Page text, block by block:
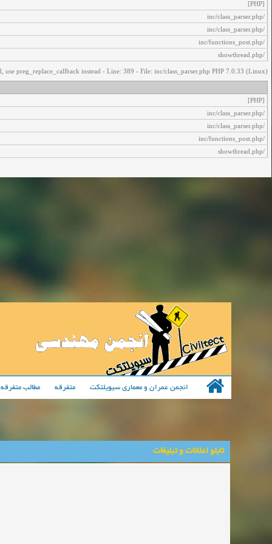
[PHP]
/inc/class_parser.php
/inc/class_parser.php
/inc/functions_post.php
/showthread.php
preg_replace_callback instead - Line: 389 - File: inc/class_parser.php PHP 7.0.33 (Linux)
[PHP]
/inc/class_parser.php
/inc/class_parser.php
/inc/functions_post.php
/showthread.php
انجمن عمران و معماری سیویلتکت متفرقه مطالب
تابلو اعلانات و تبلیغات